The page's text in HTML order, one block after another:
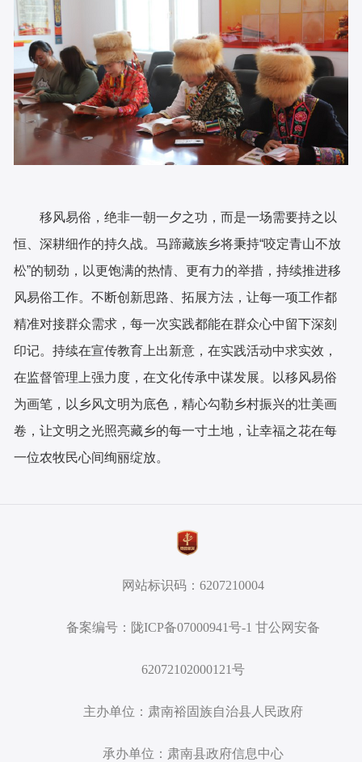
移风易俗，绝非一朝一夕之功，而是一场需要持之以
恒、深耕细作的持久战。马蹄藏族乡将秉持“咬定青山不放
松”的韧劲，以更饱满的热情、更有力的举措，持续推进移
风易俗工作。不断创新思路、拓展方法，让每一项工作都
精准对接群众需求，每一次实践都能在群众心中留下深刻
印记。持续在宣传教育上出新意，在实践活动中求实效，
在监督管理上强力度，在文化传承中谋发展。以移风易俗
为画笔，以乡风文明为底色，精心勾勒乡村振兴的壮美画
卷，让文明之光照亮藏乡的每一寸土地，让幸福之花在每
一位农牧民心间绚丽绽放。
网站标识码：6207210004
备案编号：陇ICP备07000941号-1 甘公网安备
62072102000121号
主办单位：肃南裕固族自治县人民政府
承办单位：肃南县政府信息中心